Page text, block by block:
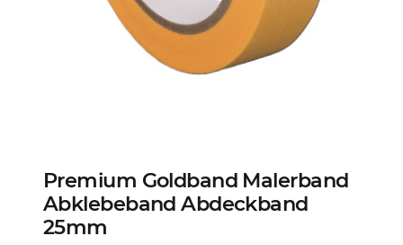
Premium Goldband Malerband
Abklebeband Abdeckband
25mm